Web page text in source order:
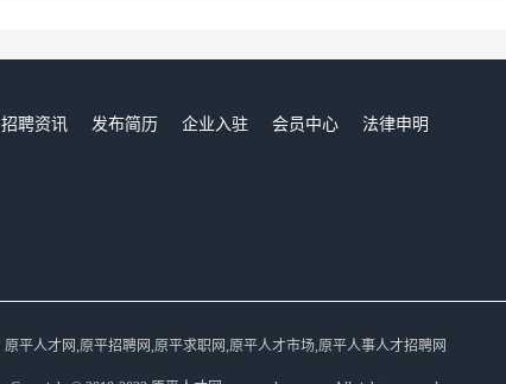
招聘资讯 发布简历 企业入驻 会员中心
法律申明
原平人才网,原平招聘网,原平求职网,原平人才市场,原平人事人才招聘网